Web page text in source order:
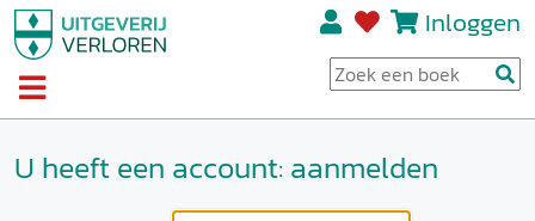
Inloggen
U heeft een account: aanmelden